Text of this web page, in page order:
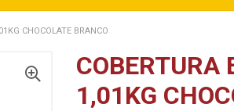
CHOCOLATE BRANCO
COBERTURA
1,01KG